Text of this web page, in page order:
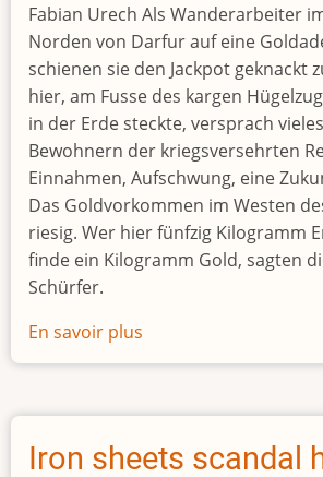
Fabian Urech Als Wanderarbeiter
Norden von Darfur auf eine
schienen sie den Jackpot geknackt
hier, am Fusse des kargen
in der Erde steckte, versprach
Bewohnern der kriegsversehrten
Einnahmen, Aufschwung, eine
Das Goldvorkommen im Westen
riesig. Wer hier fünfzig Kilogramm
finde ein Kilogramm Gold, sagten
Schürfer.
En savoir plus
Schmuggelgeschäfte
dem
und
Iron sheets scandal